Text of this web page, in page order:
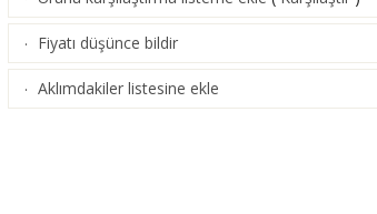
· Fiyatı düşünce bildir
· Aklımdakiler listesine ekle